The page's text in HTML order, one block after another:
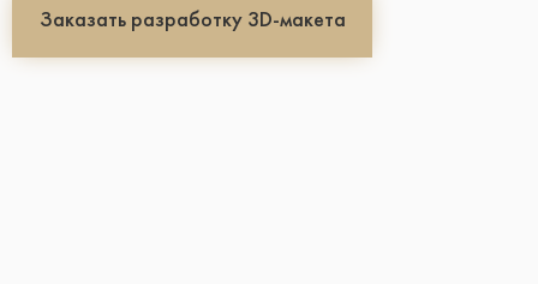
Заказать разработку 3D-макета